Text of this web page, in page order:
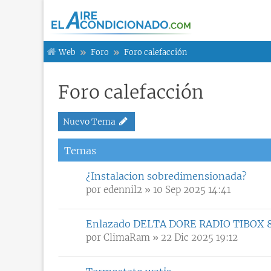
Web Foro Foro calefacción
Foro calefacción
Nuevo Tema
Temas
¿Instalacion sobredimensionada?
por edennil2 » 10 Sep 2025 14:41
Enlazado DELTA DORE RADIO TIBOX
por ClimaRam » 22 Dic 2025 19:12